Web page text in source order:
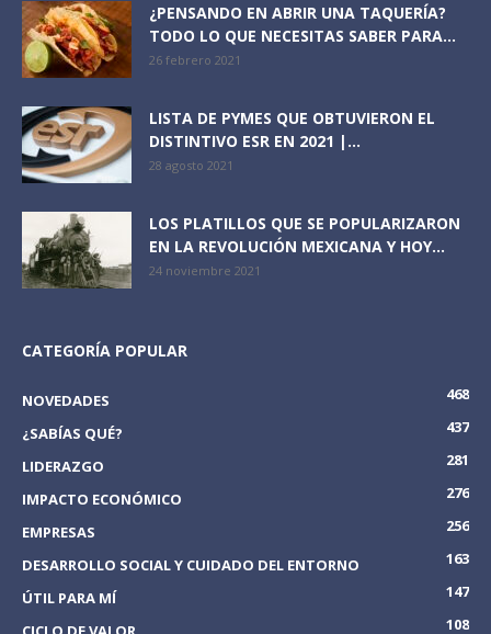
¿PENSANDO EN ABRIR UNA TAQUERÍA?
TODO LO QUE NECESITAS SABER PARA...
26 febrero 2021
LISTA DE PYMES QUE OBTUVIERON EL
DISTINTIVO ESR EN 2021 |...
28 agosto 2021
LOS PLATILLOS QUE SE POPULARIZARON
EN LA REVOLUCIÓN MEXICANA Y HOY...
24 noviembre 2021
CATEGORÍA POPULAR
NOVEDADES
468
¿SABÍAS QUÉ?
437
LIDERAZGO
281
IMPACTO ECONÓMICO
276
EMPRESAS
256
DESARROLLO SOCIAL Y CUIDADO DEL ENTORNO
163
ÚTIL PARA MÍ
147
108